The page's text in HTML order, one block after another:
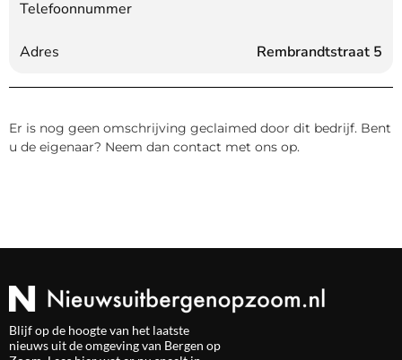
Telefoonnummer
Adres Rembrandtstraat 5
Er is nog geen omschrijving geclaimed door dit bedrijf. Bent
u de eigenaar? Neem dan contact met ons op.
Blijf op de hoogte van het laatste
nieuws uit de omgeving van Bergen op